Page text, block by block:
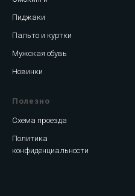
Пиджаки
Пальто и куртки
Мужская обувь
Новинки
Полезно
Схема проезда
Политика
конфиденциальности